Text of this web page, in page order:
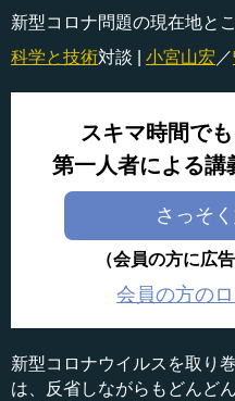
新型コロナ問題の現在地と
科学と技術対談 | 小宮山宏 ／
スキマ時間で
第一人者による講
さっそ
（会員の方に広
会員の方の
新型コロナウイルスを取り
は、反省しながらもどんど